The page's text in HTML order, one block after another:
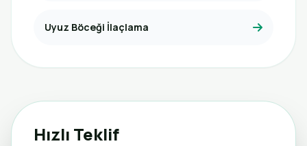
Uyuz Böceği İlaçlama
Hızlı Teklif